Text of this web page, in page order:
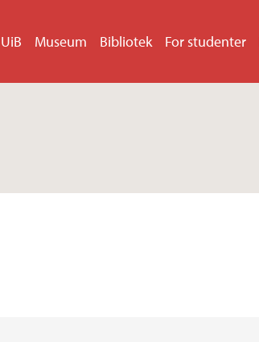
Museum Bibliotek For studenter